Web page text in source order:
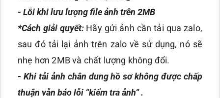
- Lỗi khi lưu lượng file ảnh trên 2MB
*Cách giải quyết: Hãy gửi ảnh cần tải qua zalo,
sau đó tải lại ảnh trên zalo về sử dụng, nó sẽ
nhẹ hơn 2MB và chất lượng không đổi.
- Khi tải ảnh chân dunghồ sơ không được chấp
thuận vẫn báo lỗi “kiểm tra ảnh”.